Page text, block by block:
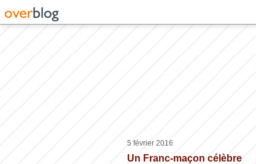
5 février 2016
Un Franc-maçon célèbre